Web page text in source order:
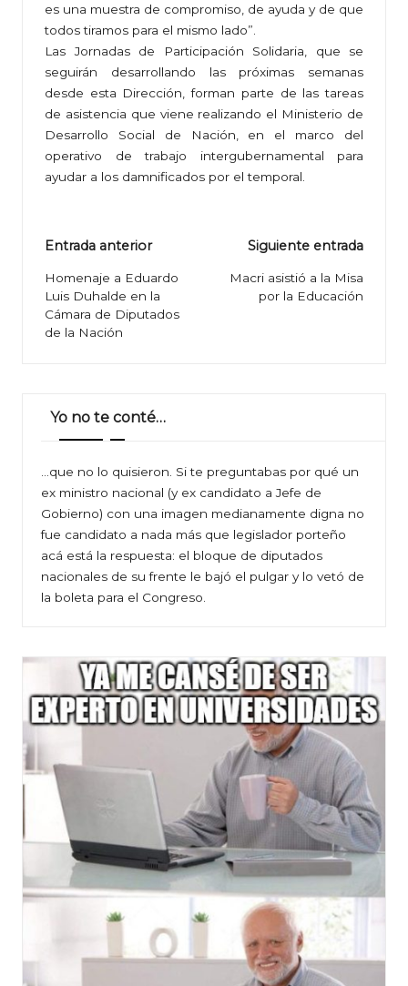
es una muestra de compromiso, de ayuda y de que
todos tiramos para el mismo lado”.
Las Jornadas de Participación Solidaria, que se
seguirán desarrollando las próximas semanas
desde esta Dirección, forman parte de las tareas
de asistencia que viene realizando el Ministerio de
Desarrollo Social de Nación, en el marco del
operativo de trabajo intergubernamental para
ayudar a los damnificados por el temporal.
Navegación
de
entradas
Entrada anterior
Homenaje a Eduardo
Luis Duhalde en la
Cámara de Diputados
de la Nación
Siguiente entrada
Macri asistió a la Misa
por la Educación
Yo no te conté…
…que no lo quisieron. Si te preguntabas por qué un
ex ministro nacional (y ex candidato a Jefe de
Gobierno) con una imagen medianamente digna no
fue candidato a nada más que legislador porteño
acá está la respuesta: el bloque de diputados
nacionales de su frente le bajó el pulgar y lo vetó de
la boleta para el Congreso.